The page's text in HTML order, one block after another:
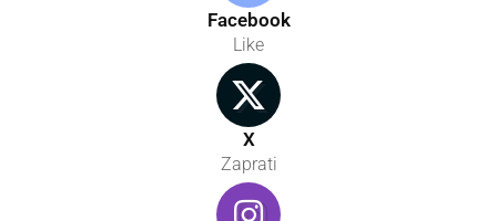
Facebook
Like
X
Zaprati